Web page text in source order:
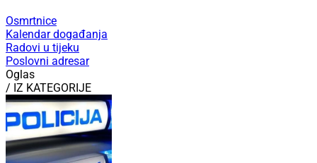
Osmrtnice
Kalendar događanja
Radovi u tijeku
Poslovni adresar
Oglas
/ IZ KATEGORIJE